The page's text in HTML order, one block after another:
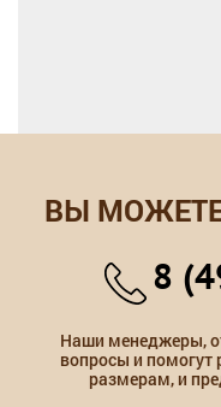
ВЫ
8
Наши менеджеры,
вопросы и помогут
размерам, и